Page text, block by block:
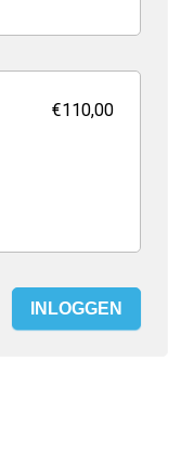
€110,00
INLOGGEN